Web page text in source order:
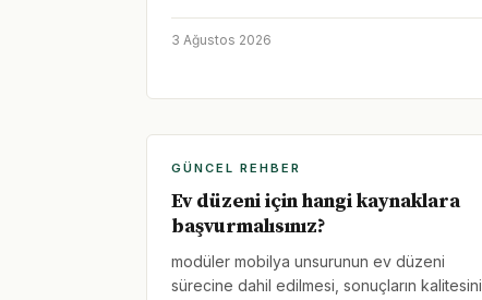
3 Ağustos 2026
GÜNCEL REHBER
Ev düzeni için hangi kaynaklara
başvurmalısınız?
modüler mobilya unsurunun ev düzeni
sürecine dahil edilmesi, sonuçların kalitesini